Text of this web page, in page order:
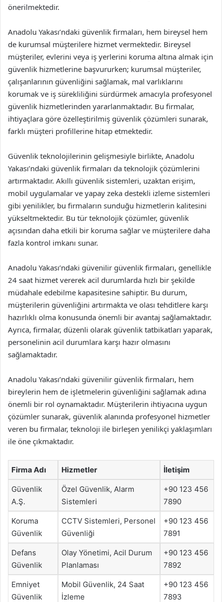
önerilmektedir.
Anadolu Yakası’ndaki güvenlik firmaları, hem bireysel hem
de kurumsal müşterilere hizmet vermektedir. Bireysel
müşteriler, evlerini veya iş yerlerini koruma altına almak için
güvenlik hizmetlerine başvururken; kurumsal müşteriler,
çalışanlarının güvenliğini sağlamak, mal varlıklarını
korumak ve iş sürekliliğini sürdürmek amacıyla profesyonel
güvenlik hizmetlerinden yararlanmaktadır. Bu firmalar,
ihtiyaçlara göre özelleştirilmiş güvenlik çözümleri sunarak,
farklı müşteri profillerine hitap etmektedir.
Güvenlik teknolojilerinin gelişmesiyle birlikte, Anadolu
Yakası’ndaki güvenlik firmaları da teknolojik çözümlerini
artırmaktadır. Akıllı güvenlik sistemleri, uzaktan erişim,
mobil uygulamalar ve yapay zeka destekli izleme sistemleri
gibi yenilikler, bu firmaların sunduğu hizmetlerin kalitesini
yükseltmektedir. Bu tür teknolojik çözümler, güvenlik
açısından daha etkili bir koruma sağlar ve müşterilere daha
fazla kontrol imkanı sunar.
Anadolu Yakası’ndaki güvenilir güvenlik firmaları, genellikle
24 saat hizmet vererek acil durumlarda hızlı bir şekilde
müdahale edebilme kapasitesine sahiptir. Bu durum,
müşterilerin güvenliğini artırmakta ve olası tehditlere karşı
hazırlıklı olma konusunda önemli bir avantaj sağlamaktadır.
Ayrıca, firmalar, düzenli olarak güvenlik tatbikatları yaparak,
personelinin acil durumlara karşı hazır olmasını
sağlamaktadır.
Anadolu Yakası’ndaki güvenilir güvenlik firmaları, hem
bireylerin hem de işletmelerin güvenliğini sağlamak adına
önemli bir rol oynamaktadır. Müşterilerin ihtiyacına uygun
çözümler sunarak, güvenlik alanında profesyonel hizmetler
veren bu firmalar, teknoloji ile birleşen yenilikçi yaklaşımları
ile öne çıkmaktadır.
Firma Adı Hizmetler İletişim
Güvenlik
A.Ş.
Özel Güvenlik, Alarm
Sistemleri
+90 123 456
7890
Koruma
Güvenlik
CCTV Sistemleri, Personel
Güvenliği
+90 123 456
7891
Defans
Güvenlik
Olay Yönetimi, Acil Durum
Planlaması
+90 123 456
7892
Emniyet
Güvenlik
Mobil Güvenlik, 24 Saat
İzleme
+90 123 456
7893